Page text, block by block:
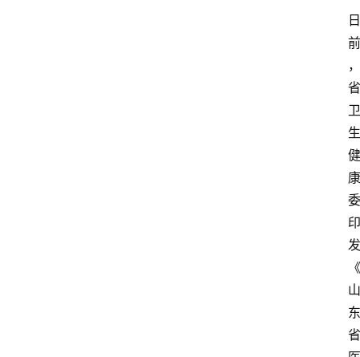
日
前
，
省
卫
生
健
康
委
印
发
《
山
东
省